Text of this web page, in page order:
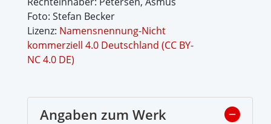
Foto: Stefan Becker
Lizenz: Namensnennung-Nicht
kommerziell 4.0 Deutschland (CC BY-
NC 4.0 DE)
Angaben zum Werk